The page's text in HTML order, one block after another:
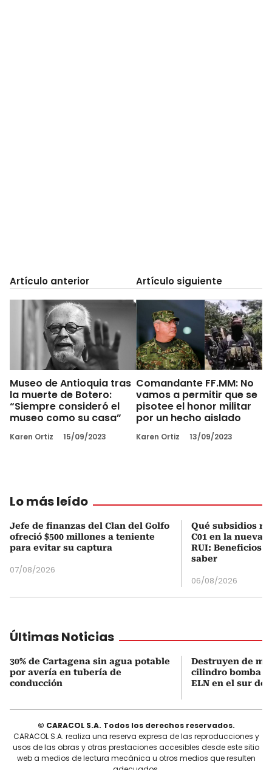
Artículo anterior
Museo de Antioquia tras
la muerte de Botero:
“Siempre consideró el
museo como su casa”
Karen Ortiz 15/09/2023
Artículo siguiente
Comandante FF.MM: No
vamos a permitir que se
pisotee el honor militar
por un hecho aislado
Karen Ortiz 13/09/2023
Lo más leído
Jefe de finanzas del Clan del Golfo
ofreció $500 millones a teniente
para evitar su captura
07/08/2026
Qué subsidios
C01 en la nueva
RUI: Beneficios
saber
06/08/2026
Últimas Noticias
30% de Cartagena sin agua potable
por avería en tubería de
conducción
Destruyen de
cilindro bomba
ELN en el sur de
© CARACOL S.A. Todos los derechos reservados.
CARACOL S.A. realiza una reserva expresa de las reproducciones y
usos de las obras y otras prestaciones accesibles desde este sitio
web a medios de lectura mecánica u otros medios que resulten